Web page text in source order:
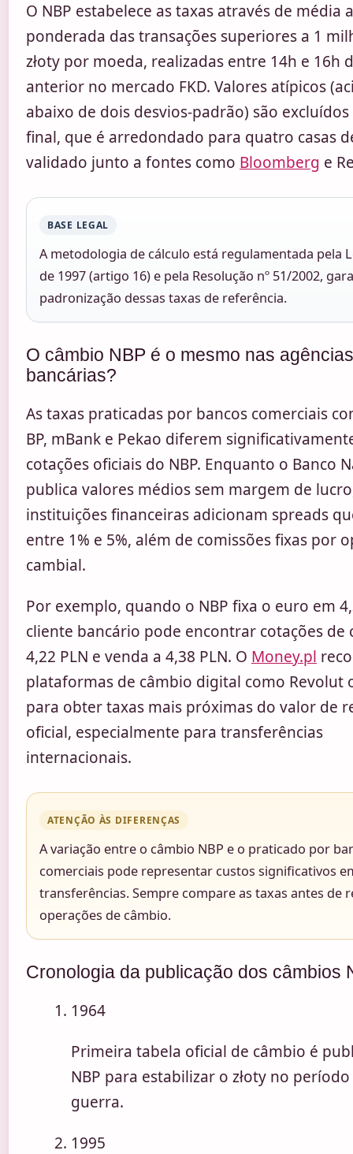
O NBP estabelece as taxas através de média
ponderada das transações superiores a 1
złoty por moeda, realizadas entre 14h e 16h
anterior no mercado FKD. Valores atípicos
abaixo de dois desvios-padrão) são
final, que é arredondado para quatro casas
validado junto a fontes como Bloomberg e
BASE LEGAL
A metodologia de cálculo está regulamentada pela
de 1997 (artigo 16) e pela Resolução nº 51/2002,
padronização dessas taxas de referência.
O câmbio NBP é o mesmo nas agências
bancárias?
As taxas praticadas por bancos comerciais
BP, mBank e Pekao diferem
cotações oficiais do NBP. Enquanto o Banco
publica valores médios sem margem de
instituições financeiras adicionam spreads
entre 1% e 5%, além de comissões fixas por
cambial.
Por exemplo, quando o NBP fixa o euro em
cliente bancário pode encontrar cotações de
4,22 PLN e venda a 4,38 PLN. O Money.pl
plataformas de câmbio digital como Revolut
para obter taxas mais próximas do valor de
oficial, especialmente para transferências
internacionais.
ATENÇÃO ÀS DIFERENÇAS
A variação entre o câmbio NBP e o praticado por
comerciais pode representar custos significativos
transferências. Sempre compare as taxas antes de
operações de câmbio.
Cronologia da publicação dos câmbios
1964
Primeira tabela oficial de câmbio é
NBP para estabilizar o złoty no
guerra.
1995